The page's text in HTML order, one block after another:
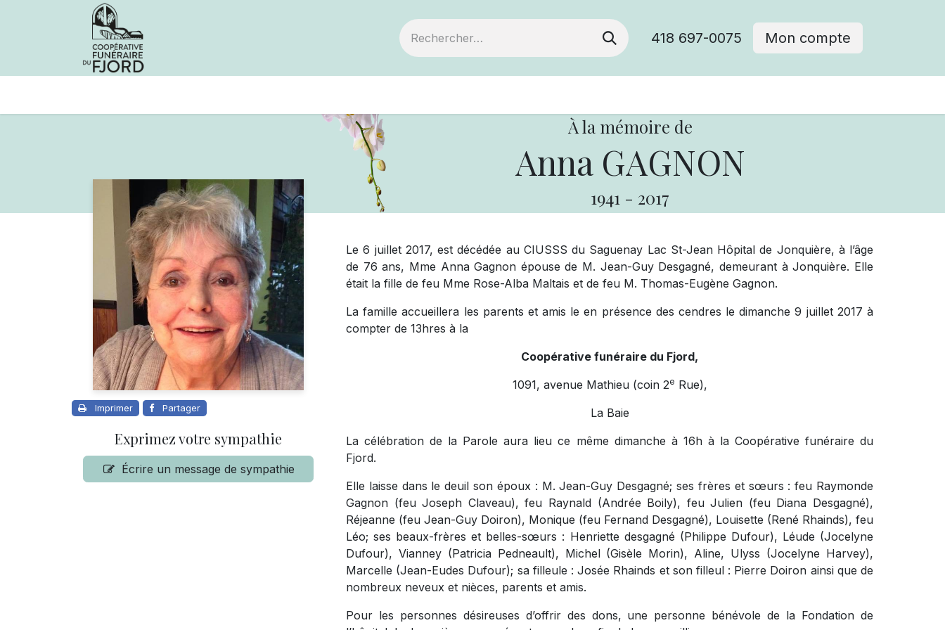
418 697-0075 Mon compte
À la mémoire de
Anna GAGNON
1941 - 2017
Imprimer Partager
Exprimez votre sympathie
Écrire un message de sympathie
Le 6 juillet 2017, est décédée au CIUSSS du Saguenay Lac St-Jean Hôpital de Jonquière, à l’âge
de 76 ans, Mme Anna Gagnon épouse de M. Jean-Guy Desgagné, demeurant à Jonquière. Elle
était la fille de feu Mme Rose-Alba Maltais et de feu M. Thomas-Eugène Gagnon.
La famille accueillera les parents et amis le en présence des cendres le dimanche 9 juillet 2017 à
compter de 13hres à la
Coopérative funéraire du Fjord,
1091, avenue Mathieu (coin 2e Rue),
La Baie
La célébration de la Parole aura lieu ce même dimanche à 16h à la Coopérative funéraire du
Fjord.
Elle laisse dans le deuil son époux : M. Jean-Guy Desgagné; ses frères et sœurs : feu Raymonde
Gagnon (feu Joseph Claveau), feu Raynald (Andrée Boily), feu Julien (feu Diana Desgagné),
Réjeanne (feu Jean-Guy Doiron), Monique (feu Fernand Desgagné), Louisette (René Rhainds), feu
Léo; ses beaux-frères et belles-sœurs : Henriette desgagné (Philippe Dufour), Léude (Jocelyne
Dufour), Vianney (Patricia Pedneault), Michel (Gisèle Morin), Aline, Ulyss (Jocelyne Harvey),
Marcelle (Jean-Eudes Dufour); sa filleule : Josée Rhainds et son filleul : Pierre Doiron ainsi que de
nombreux neveux et nièces, parents et amis.
Pour les personnes désireuses d’offrir des dons, une personne bénévole de la Fondation de